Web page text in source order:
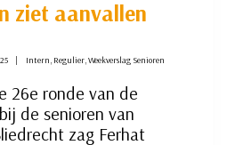
ziet aanvallen
Intern, Regulier,Weekverslag Senioren
26e ronde van de
de senioren van
zag Ferhat